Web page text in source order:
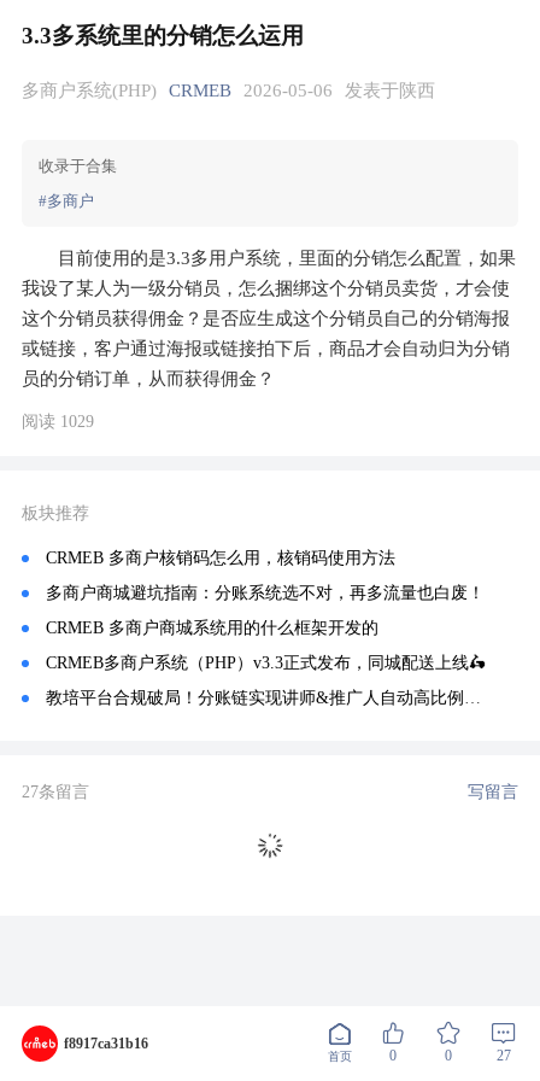
3.3多系统里的分销怎么运用
多商户系统(PHP) CRMEB 2026-05-06 发表于陕西
收录于合集
#多商户
目前使用的是3.3多用户系统，里面的分销怎么配置，如果
我设了某人为一级分销员，怎么捆绑这个分销员卖货，才会使
这个分销员获得佣金？是否应生成这个分销员自己的分销海报
或链接，客户通过海报或链接拍下后，商品才会自动归为分销
员的分销订单，从而获得佣金？
阅读 1029
板块推荐
CRMEB 多商户核销码怎么用，核销码使用方法
多商户商城避坑指南：分账系统选不对，再多流量也白废！
CRMEB 多商户商城系统用的什么框架开发的
CRMEB多商户系统（PHP）v3.3正式发布，同城配送上线🛵
教培平台合规破局！分账链实现讲师&推广人自动高比例合规分账
f8917ca31b16
首页 0 0 27
27条留言 写留言